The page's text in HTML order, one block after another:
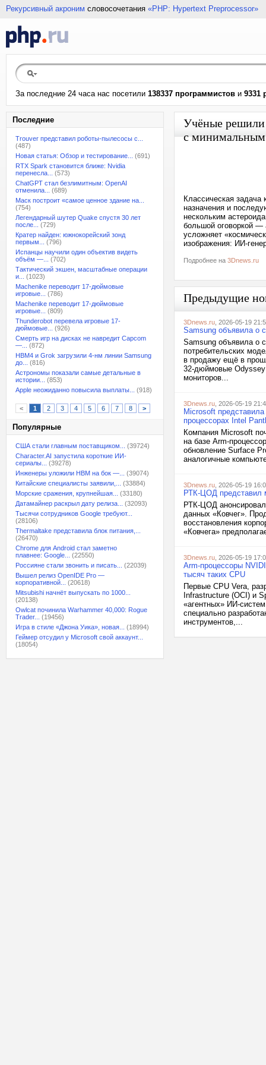
Рекурсивный акроним словосочетания «PHP: Hypertext Preprocessor»
За последние 24 часа нас посетили 138337 программистов и 9331
Последние
Trouver представил роботы-пылесосы с...
(487)
Новая статья: Обзор и тестирование...
(691)
RTX Spark становится ближе: Nvidia
перенесла...
(573)
ChatGPT стал безлимитным: OpenAI
отменила...
(689)
Маск построит «самое ценное здание на...
(754)
Легендарный шутер Quake спустя 30 лет
после...
(729)
Кратер найден: южнокорейский зонд
первым...
(796)
Испанцы научили один объектив видеть
объём —...
(702)
Тактический экшен, масштабные операции
и...
(1023)
Machenike переводит 17-дюймовые
игровые...
(786)
Machenike переводит 17-дюймовые
игровые...
(809)
Thunderobot перевела игровые 17-
дюймовые...
(926)
Смерть игр на дисках не навредит Capcom
—...
(872)
HBM4 и Grok загрузили 4-нм линии Samsung
до...
(816)
Астрономы показали самые детальные в
истории...
(853)
Apple неожиданно повысила выплаты...
(918)
< 1 2 3 4 5 6 7 8 >
Популярные
США стали главным поставщиком...
(39724)
Character.AI запустила короткие ИИ-
сериалы...
(39278)
Инженеры уложили HBM на бок —...
(39074)
Китайские специалисты заявили,...
(33884)
Морские сражения, крупнейшая...
(33180)
Датамайнер раскрыл дату релиза...
(32093)
Тысячи сотрудников Google требуют...
(28106)
Thermaltake представила блок питания,...
(26470)
Chrome для Android стал заметно
плавнее: Google...
(22550)
Россияне стали звонить и писать...
(22039)
Вышел релиз OpenIDE Pro —
корпоративной...
(20618)
Mitsubishi начнёт выпускать по 1000...
(20138)
Owlcat починила Warhammer 40,000: Rogue
Trader...
(19456)
Игра в стиле «Джона Уика», новая...
(18994)
Геймер отсудил у Microsoft свой аккаунт...
(18054)
Учёные решили
с минимальным
Классическая
назначения и
нескольким
большой оговоркой —
усложняет
изображения: ИИ-
Подробнее на 3Dnews.ru
Предыдущие
3Dnews.ru , 2026-05-19
Samsung объявила о
Samsung объявила о
потребительских
в продажу ещё в
32-дюймовые
мониторов...
3Dnews.ru , 2026-05-19
Microsoft
процессорах Intel
Компания Microsoft
на базе Arm-
обновление Surface
аналогичные
3Dnews.ru , 2026-05-19
РТК-ЦОД представил
РТК-ЦОД
данных «Ковчег».
восстановления
«Ковчега»
3Dnews.ru , 2026-05-19
Arm-процессоры
тысяч таких CPU
Первые CPU Vera,
Infrastructure (OCI) и
«агентных» ИИ-
специально
инструментов,...